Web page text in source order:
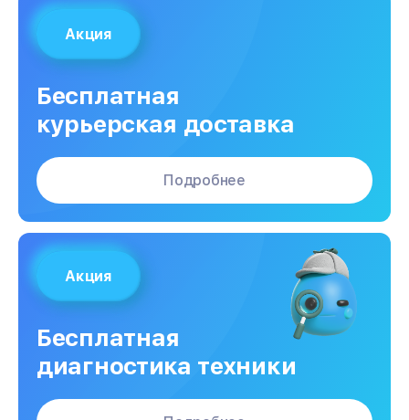
Акция
Бесплатная
курьерская доставка
Подробнее
Акция
Бесплатная
диагностика техники